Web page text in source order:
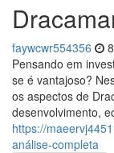
faywcwr554356
Pensando em
se é vantajoso?
os aspectos de
desenvolvimento,
https://
análise-completa